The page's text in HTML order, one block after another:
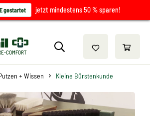
gestartet jetzt mindestens 50 % sparen!
COMFORT
+ Wissen Kleine Bürstenkunde